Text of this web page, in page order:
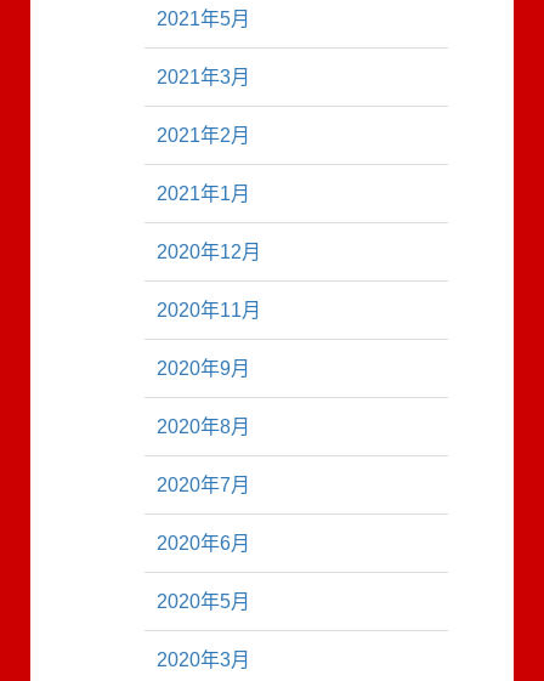
2021年5月
2021年3月
2021年2月
2021年1月
2020年12月
2020年11月
2020年9月
2020年8月
2020年7月
2020年6月
2020年5月
2020年3月